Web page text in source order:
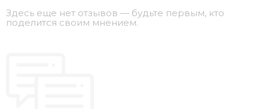
Здесь еще нет отзывов — будьте первым, кто
поделится своим мнением.